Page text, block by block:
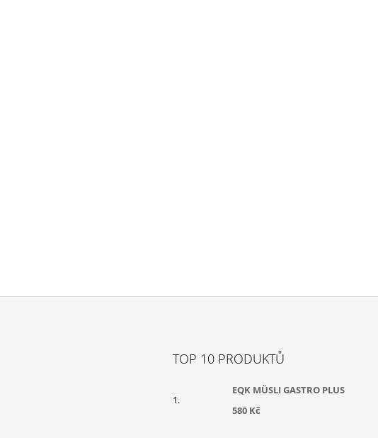
TOP 10 PRODUKTŮ
EQK MÜSLI GASTRO PLUS
580 Kč